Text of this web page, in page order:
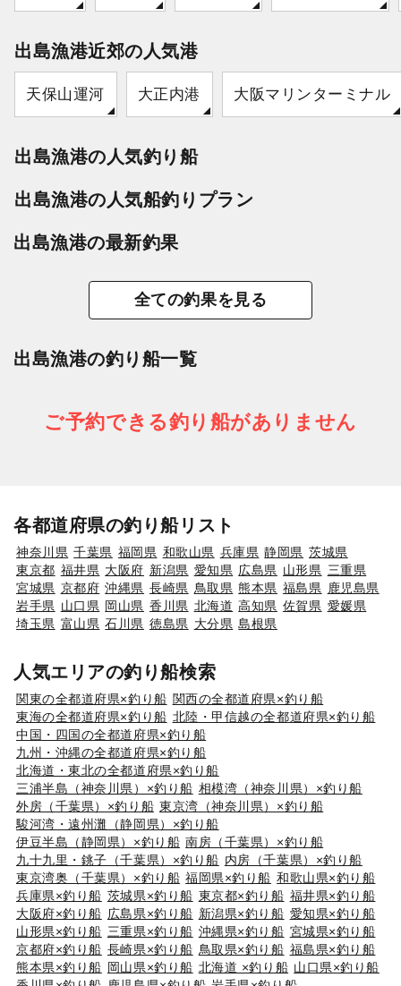
出島漁港近郊の人気港
天保山運河 大正内港 大阪マリンターミナル
出島漁港の人気釣り船
出島漁港の人気船釣りプラン
出島漁港の最新釣果
全ての釣果を見る
出島漁港の釣り船一覧
ご予約できる釣り船がありません
各都道府県の釣り船リスト
神奈川県 千葉県 福岡県 和歌山県 兵庫県 静岡県 茨城県
東京都 福井県 大阪府 新潟県 愛知県 広島県 山形県 三重県
宮城県 京都府 沖縄県 長崎県 鳥取県 熊本県 福島県
鹿児島県
岩手県 山口県 岡山県 香川県 北海道 高知県 佐賀県 愛媛県
埼玉県 富山県 石川県 徳島県 大分県 島根県
人気エリアの釣り船検索
関東の全都道府県×釣り船 関西の全都道府県×釣り船
東海の全都道府県×釣り船 北陸・甲信越の全都道府県×釣り船
中国・四国の全都道府県×釣り船
九州・沖縄の全都道府県×釣り船
北海道・東北の全都道府県×釣り船
三浦半島（神奈川県）×釣り船 相模湾（神奈川県）×釣り船
外房（千葉県）×釣り船 東京湾（神奈川県）×釣り船
駿河湾・遠州灘（静岡県）×釣り船
伊豆半島（静岡県）×釣り船 南房（千葉県）×釣り船
九十九里・銚子（千葉県）×釣り船 内房（千葉県）×釣り船
東京湾奥（千葉県）×釣り船 福岡県×釣り船 和歌山県×釣り船
兵庫県×釣り船 茨城県×釣り船 東京都×釣り船 福井県×釣り船
大阪府×釣り船 広島県×釣り船 新潟県×釣り船 愛知県×釣り船
山形県×釣り船 三重県×釣り船 沖縄県×釣り船 宮城県×釣り船
京都府×釣り船 長崎県×釣り船 鳥取県×釣り船 福島県×釣り船
熊本県×釣り船 岡山県×釣り船 北海道 ×釣り船 山口県×釣り船